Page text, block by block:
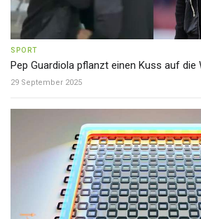
SPORT
Pep Guardiola pflanzt einen Kuss auf die
29 September 2025